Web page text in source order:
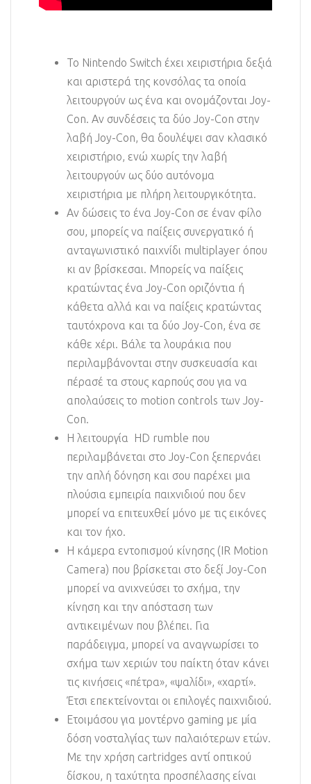
Το Nintendo Switch έχει χειριστήρια δεξιά
και αριστερά της κονσόλας τα οποία
λειτουργούν ως ένα και ονομάζονται Joy-
Con. Αν συνδέσεις τα δύο Joy-Con στην
λαβή Joy-Con, θα δουλέψει σαν κλασικό
χειριστήριο, ενώ χωρίς την λαβή
λειτουργούν ως δύο αυτόνομα
χειριστήρια με πλήρη λειτουργικότητα.
Αν δώσεις το ένα Joy-Con σε έναν φίλο
σου, μπορείς να παίξεις συνεργατικό ή
ανταγωνιστικό παιχνίδι multiplayer όπου
κι αν βρίσκεσαι. Μπορείς να παίξεις
κρατώντας ένα Joy-Con οριζόντια ή
κάθετα αλλά και να παίξεις κρατώντας
ταυτόχρονα και τα δύο Joy-Con, ένα σε
κάθε χέρι. Βάλε τα λουράκια που
περιλαμβάνονται στην συσκευασία και
πέρασέ τα στους καρπούς σου για να
απολαύσεις το motion controls των Joy-
Con.
Η λειτουργία HD rumble που
περιλαμβάνεται στο Joy-Con ξεπερνάει
την απλή δόνηση και σου παρέχει μια
πλούσια εμπειρία παιχνιδιού που δεν
μπορεί να επιτευχθεί μόνο με τις εικόνες
και τον ήχο.
Η κάμερα εντοπισμού κίνησης (IR Motion
Camera) που βρίσκεται στο δεξί Joy-Con
μπορεί να ανιχνεύσει το σχήμα, την
κίνηση και την απόσταση των
αντικειμένων που βλέπει. Για
παράδειγμα, μπορεί να αναγνωρίσει το
σχήμα των χεριών του παίκτη όταν κάνει
τις κινήσεις «πέτρα», «ψαλίδι», «χαρτί».
Έτσι επεκτείνονται οι επιλογές παιχνιδιού.
Ετοιμάσου για μοντέρνο gaming με μία
δόση νοσταλγίας των παλαιότερων ετών.
Με την χρήση cartridges αντί οπτικού
δίσκου, η ταχύτητα προσπέλασης είναι